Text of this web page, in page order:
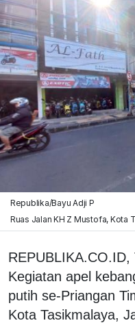
Republika/Bayu Adji P
Ruas Jalan KH Z Mustofa, Kota
Kegiatan apel
putih se-Priangan
Kota Tasikmalaya,